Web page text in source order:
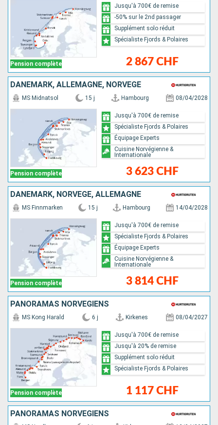
Pension complète 2 867 CHF
Jusqu'à 700€ de remise
-50% sur le 2nd passager
Supplément solo réduit
Spécialiste Fjords & Polaires
DANEMARK, ALLEMAGNE, NORVÈGE
Pension complète
MS Midnatsol 15 j Hambourg 08/04/2028
3 623 CHF
Jusqu'à 700€ de remise
Spécialiste Fjords & Polaires
Équipage Experts
Cuisine Norvégienne &
Internationale
DANEMARK, NORVÈGE, ALLEMAGNE
Pension complète
MS Finnmarken 15 j Hambourg 14/04/2028
3 814 CHF
Jusqu'à 700€ de remise
Spécialiste Fjords & Polaires
Équipage Experts
Cuisine Norvégienne &
Internationale
PANORAMAS NORVÉGIENS
Pension complète
MS Kong Harald 6 j Kirkenes 08/04/2027
1 117 CHF
Jusqu'à 700€ de remise
Jusqu'à 20% de remise
Supplément solo réduit
Spécialiste Fjords & Polaires
PANORAMAS NORVÉGIENS